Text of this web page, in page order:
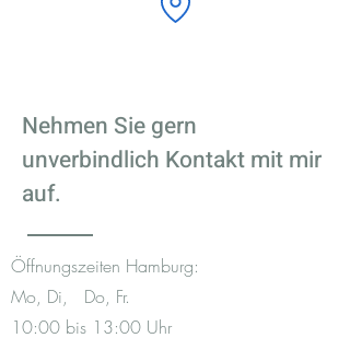
Nehmen Sie gern
unverbindlich Kontakt mit mir
auf.
Öffnungszeiten Hamburg:
Mo, Di, Do, Fr.
10:00 bis 13:00 Uhr